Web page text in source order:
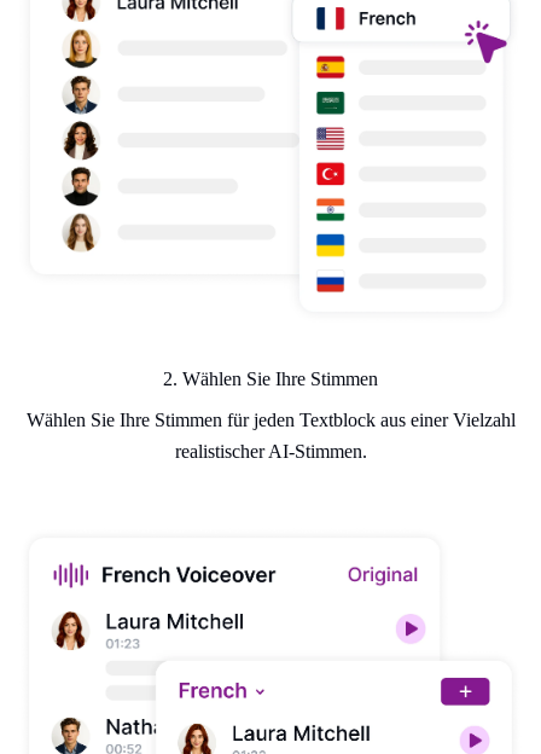
2. Wählen Sie Ihre Stimmen
Wählen Sie Ihre Stimmen für jeden Textblock aus einer Vielzahl
realistischer AI-Stimmen.